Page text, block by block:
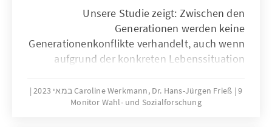
Unsere Studie zeigt: Zwischen den
Generationen werden keine
Generationenkonflikte verhandelt, auch wenn
aufgrund der konkreten Lebenssituation
Die digitale Transformation der Gesellschaft
und die Beherrschung des Wandels werden in
Caroline Werkmann, Dr. Hans-Jürgen Frieß 9 במאי 2023
Monitor Wahl- und Sozialforschung